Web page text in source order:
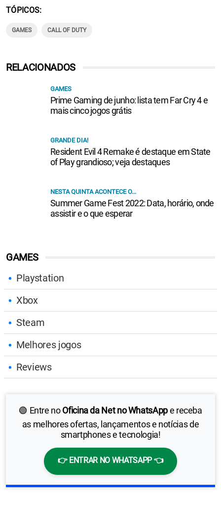
TÓPICOS
GAMES CALL OF DUTY
GAMES
Playstation
Xbox
Steam
Melhores jogos
Reviews
🟢 Entre noOficina da Net no WhatsAppe receba
as melhores ofertas, lançamentos e notícias de
smartphones e tecnologia!
👉 ENTRAR NO WHATSAPP 👈
RELACIONADOS
GAMES
Prime Gaming de junho: lista tem Far Cry 4 e
mais cinco jogos grátis
GRANDE DIA!
Resident Evil 4 Remake é destaque em State
of Play grandioso; veja destaques
NESTA QUINTA ACONTECE O...
Summer Game Fest 2022: Data, horário, onde
assistir e o que esperar